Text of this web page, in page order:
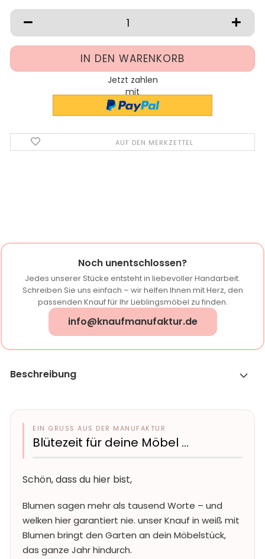
Jetzt zahlen
mit
AUF DEN MERKZETTEL
Noch unentschlossen?
Jedes unserer Stücke entsteht in liebevoller Handarbeit.
Schreiben Sie uns einfach – wir helfen Ihnen mit Herz, den
passenden Knauf für Ihr Lieblingsmöbel zu finden.
info@knaufmanufaktur.de
Beschreibung
EIN GRUSS AUS DER MANUFAKTUR
Blütezeit für deine Möbel …
Schön, dass du hier bist,
Blumen sagen mehr als tausend Worte – und
welken hier garantiert nie. unser Knauf in weiß mit
Blumen bringt den Garten an dein Möbelstück,
das ganze Jahr hindurch.